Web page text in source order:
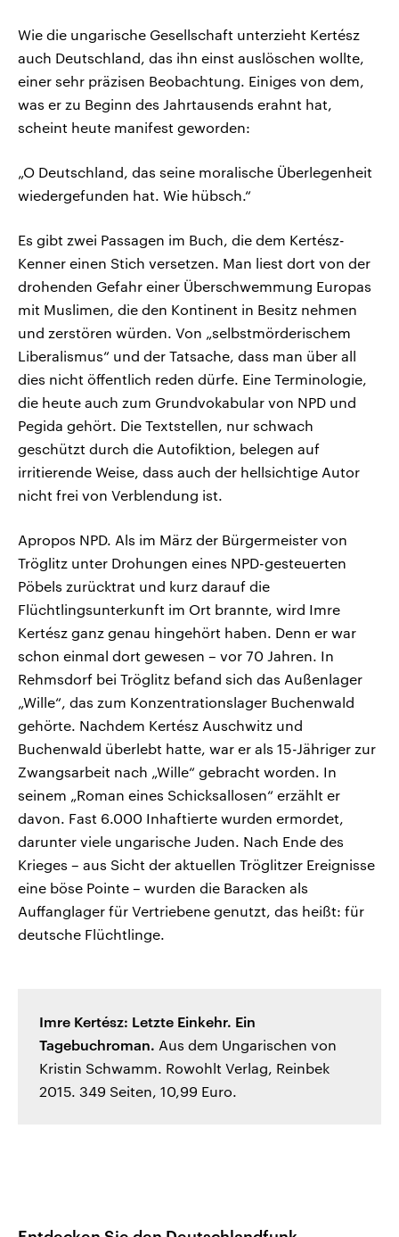
Wie die ungarische Gesellschaft unterzieht Kertész
auch Deutschland, das ihn einst auslöschen wollte,
einer sehr präzisen Beobachtung. Einiges von dem,
was er zu Beginn des Jahrtausends erahnt hat,
scheint heute manifest geworden:
„O Deutschland, das seine moralische Überlegenheit
wiedergefunden hat. Wie hübsch.“
Es gibt zwei Passagen im Buch, die dem Kertész-
Kenner einen Stich versetzen. Man liest dort von der
drohenden Gefahr einer Überschwemmung Europas
mit Muslimen, die den Kontinent in Besitz nehmen
und zerstören würden. Von „selbstmörderischem
Liberalismus“ und der Tatsache, dass man über all
dies nicht öffentlich reden dürfe. Eine Terminologie,
die heute auch zum Grundvokabular von NPD und
Pegida gehört. Die Textstellen, nur schwach
geschützt durch die Autofiktion, belegen auf
irritierende Weise, dass auch der hellsichtige Autor
nicht frei von Verblendung ist.
Apropos NPD. Als im März der Bürgermeister von
Tröglitz unter Drohungen eines NPD-gesteuerten
Pöbels zurücktrat und kurz darauf die
Flüchtlingsunterkunft im Ort brannte, wird Imre
Kertész ganz genau hingehört haben. Denn er war
schon einmal dort gewesen – vor 70 Jahren. In
Rehmsdorf bei Tröglitz befand sich das Außenlager
„Wille“, das zum Konzentrationslager Buchenwald
gehörte. Nachdem Kertész Auschwitz und
Buchenwald überlebt hatte, war er als 15-Jähriger zur
Zwangsarbeit nach „Wille“ gebracht worden. In
seinem „Roman eines Schicksallosen“ erzählt er
davon. Fast 6.000 Inhaftierte wurden ermordet,
darunter viele ungarische Juden. Nach Ende des
Krieges – aus Sicht der aktuellen Tröglitzer Ereignisse
eine böse Pointe – wurden die Baracken als
Auffanglager für Vertriebene genutzt, das heißt: für
deutsche Flüchtlinge.
Imre Kertész: Letzte Einkehr. Ein
Tagebuchroman. Aus dem Ungarischen von
Kristin Schwamm. Rowohlt Verlag, Reinbek
2015. 349 Seiten, 10,99 Euro.